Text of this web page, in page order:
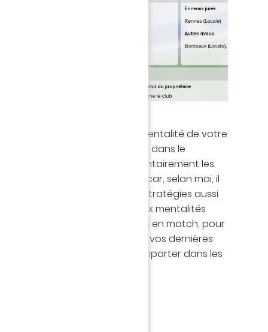
permettant de définir la mentalité de votre
de votre position attendue dans le
championnat. J’exclus volontairement les
le surnombre » et « Contenir » car, selon moi, il
avec, comme bases, des stratégies aussi
d’une saison. Ces deux mentalités
lors de moments stratégiques en match, pour
ou au contraire, pour jeter vos dernières
et espérer égaliser ou l’emporter dans les